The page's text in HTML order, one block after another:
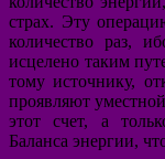
страх. Эту
количество раз,
исцелено таким
тому источнику,
проявляют
этот счет, а
Баланса энергии,